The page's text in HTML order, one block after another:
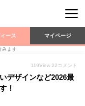
ース マイページ
みます
119View 22 コメント
デザインなど2026最
！